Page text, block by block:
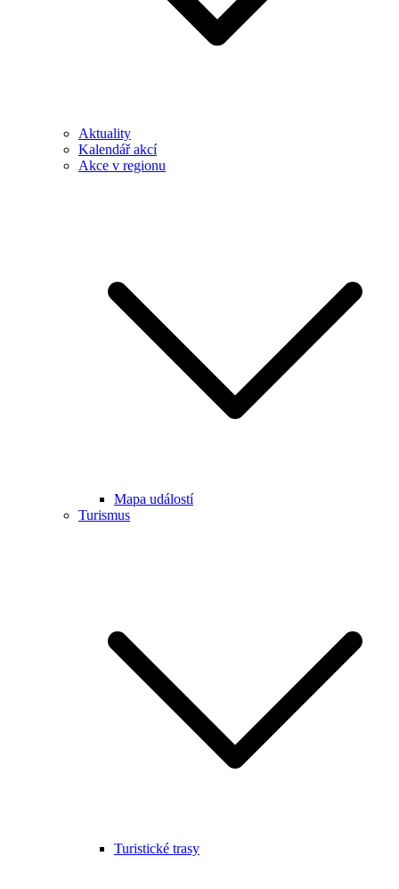
Aktuality
Kalendář akcí
Akce v regionu
Mapa událostí
Turismus
Turistické trasy